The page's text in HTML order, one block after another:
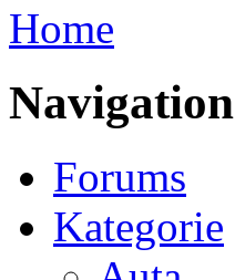
Home
Navigation
Forums
Kategorie